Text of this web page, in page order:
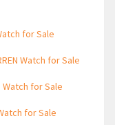
for Sale
Watch for Sale
Watch for Sale
for Sale